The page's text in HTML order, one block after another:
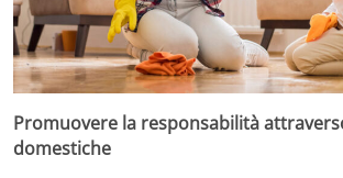
Promuovere la responsabilità
domestiche